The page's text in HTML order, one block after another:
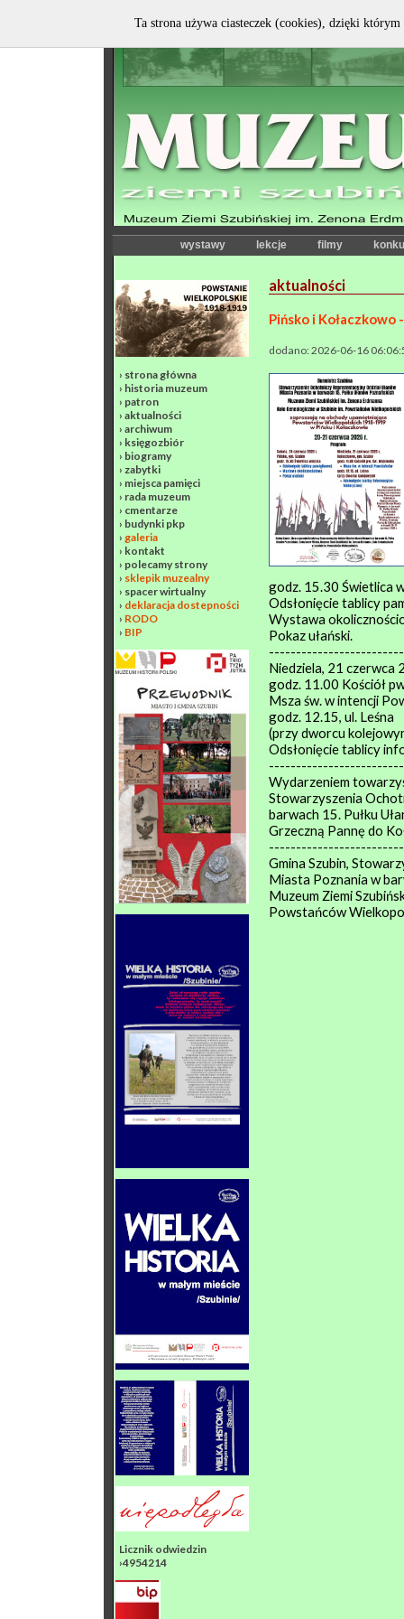
wystawy lekcje filmy
› strona główna
› historia muzeum
› patron
› aktualności
› archiwum
› księgozbiór
› biogramy
› zabytki
› miejsca pamięci
› rada muzeum
› cmentarze
› budynki pkp
› galeria
› kontakt
› polecamy strony
› sklepik muzealny
› spacer wirtualny
› deklaracja dostepności
› RODO
› BIP
Licznik odwiedzin
›4954214
aktualności
Pińsko i
dodano: 2026-06-16
godz. 15.30 Świetlica
Odsłonięcie tablicy
Wystawa
Pokaz ułański.
Niedziela, 21 czerwca
godz. 11.00 Kościół
Msza św. w intencji
godz. 12.15, ul. Leśna
(przy dworcu
Odsłonięcie tablicy
Wydarzeniem
Stowarzyszenia
barwach 15. Pułku
Grzeczną Pannę do
Gmina Szubin,
Miasta Poznania w
Muzeum Ziemi
Powstańców
Ta strona używa ciasteczek (cookies), dzięki